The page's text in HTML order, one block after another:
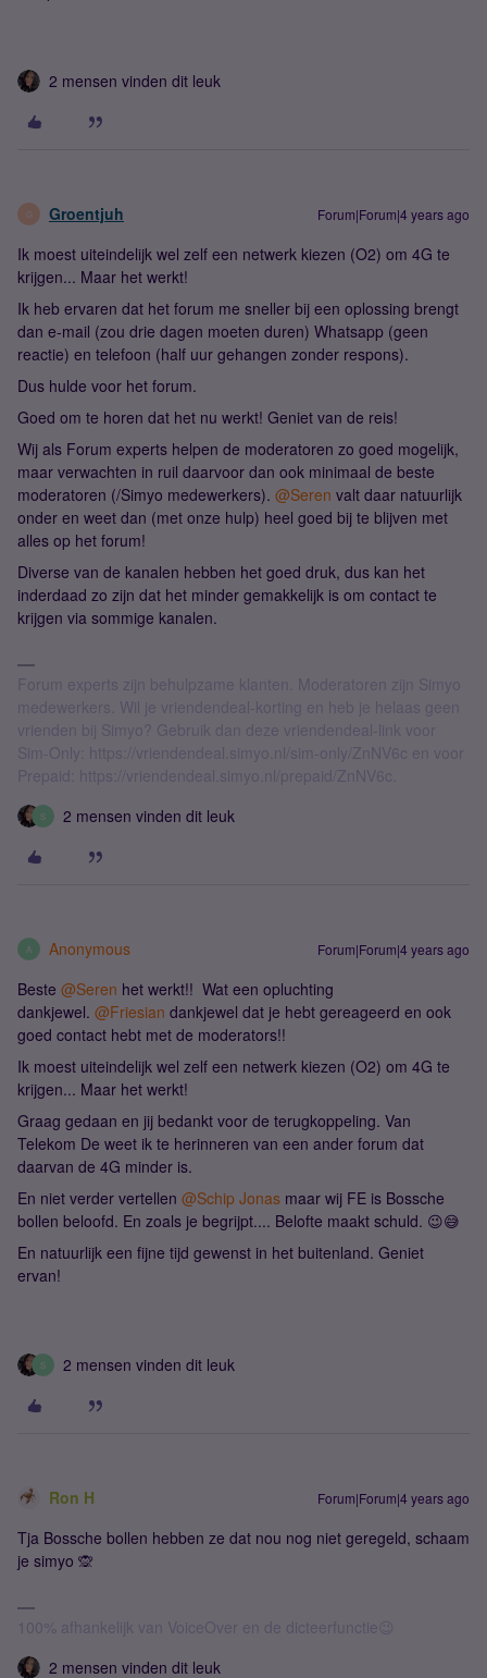
2 mensen vinden dit leuk
G Groentjuh Forum|Forum|4 years ago
Ik moest uiteindelijk wel zelf een netwerk kiezen (O2) om 4G te
krijgen... Maar het werkt!
Ik heb ervaren dat het forum me sneller bij een oplossing brengt
dan e-mail (zou drie dagen moeten duren) Whatsapp (geen
reactie) en telefoon (half uur gehangen zonder respons).
Dus hulde voor het forum.
Goed om te horen dat het nu werkt! Geniet van de reis!
Wij als Forum experts helpen de moderatoren zo goed mogelijk,
maar verwachten in ruil daarvoor dan ook minimaal de beste
moderatoren (/Simyo medewerkers). @Seren valt daar natuurlijk
onder en weet dan (met onze hulp) heel goed bij te blijven met
alles op het forum!
Diverse van de kanalen hebben het goed druk, dus kan het
inderdaad zo zijn dat het minder gemakkelijk is om contact te
krijgen via sommige kanalen.
Forum experts zijn behulpzame klanten. Moderatoren zijn Simyo
medewerkers. Wil je vriendendeal-korting en heb je helaas geen
vrienden bij Simyo? Gebruik dan deze vriendendeal-link voor
Sim-Only: https://vriendendeal.simyo.nl/sim-only/ZnNV6c en voor
Prepaid: https://vriendendeal.simyo.nl/prepaid/ZnNV6c.
S 2 mensen vinden dit leuk
A Anonymous Forum|Forum|4 years ago
Beste @Seren het werkt!! Wat een opluchting
dankjewel. @Friesian dankjewel dat je hebt gereageerd en ook
goed contact hebt met de moderators!!
Ik moest uiteindelijk wel zelf een netwerk kiezen (O2) om 4G te
krijgen... Maar het werkt!
Graag gedaan en jij bedankt voor de terugkoppeling. Van
Telekom De weet ik te herinneren van een ander forum dat
daarvan de 4G minder is.
En niet verder vertellen @Schip Jonas maar wij FE is Bossche
bollen beloofd. En zoals je begrijpt.... Belofte maakt schuld. 😉😅
En natuurlijk een fijne tijd gewenst in het buitenland. Geniet
ervan!
S 2 mensen vinden dit leuk
Ron H Forum|Forum|4 years ago
Tja Bossche bollen hebben ze dat nou nog niet geregeld, schaam
je simyo 🙊
100% afhankelijk van VoiceOver en de dicteerfunctie😉
2 mensen vinden dit leuk